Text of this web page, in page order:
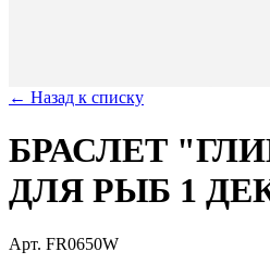
← Назад к списку
БРАСЛЕТ
ДЛЯ РЫБ 1
Арт. FR0650W